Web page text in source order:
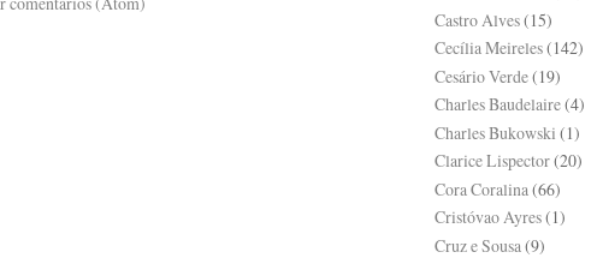
Castro Alves(15)
Cecília Meireles(142)
Cesário Verde(19)
Charles Baudelaire(4)
Charles Bukowski (1)
Clarice Lispector(20)
Cora Coralina (66)
Cristóvao Ayres(1)
Cruz e Sousa (9)